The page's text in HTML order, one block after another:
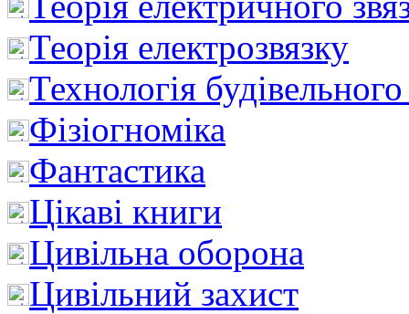
Теорія електрозвязку
Технологія
Фізіогноміка
Фантастика
Цікаві книги
Цивільна оборона
Цивільний захист